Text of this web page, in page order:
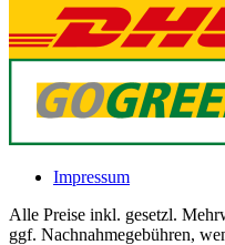
Impressum
Alle Preise inkl. gesetzl.
ggf. Nachnahmegebühren,